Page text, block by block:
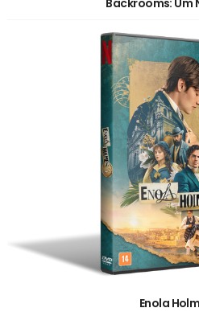
Backrooms: Um
Enola